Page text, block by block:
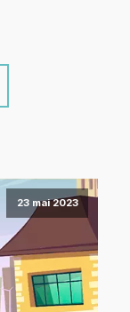
23 mai 2023